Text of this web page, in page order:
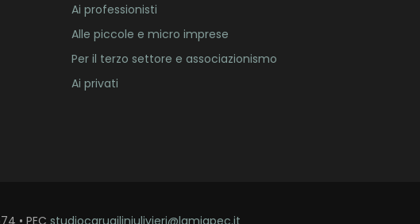
Ai professionisti
Alle piccole e micro imprese
Per il terzo settore e associazionismo
Ai privati
• PEC studiocarugiliniulivieri@lamiapec.it